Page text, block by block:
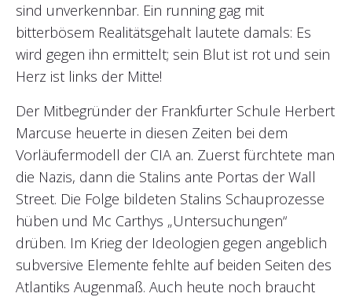
sind unverkennbar. Ein running gag mit
bitterbösem Realitätsgehalt lautete damals: Es
wird gegen ihn ermittelt; sein Blut ist rot und sein
Herz ist links der Mitte!
Der Mitbegründer der Frankfurter Schule Herbert
Marcuse heuerte in diesen Zeiten bei dem
Vorläufermodell der CIA an. Zuerst fürchtete man
die Nazis, dann die Stalins ante Portas der Wall
Street. Die Folge bildeten Stalins Schauprozesse
hüben und Mc Carthys „Untersuchungen“
drüben. Im Krieg der Ideologien gegen angeblich
subversive Elemente fehlte auf beiden Seiten des
Atlantiks Augenmaß. Auch heute noch braucht